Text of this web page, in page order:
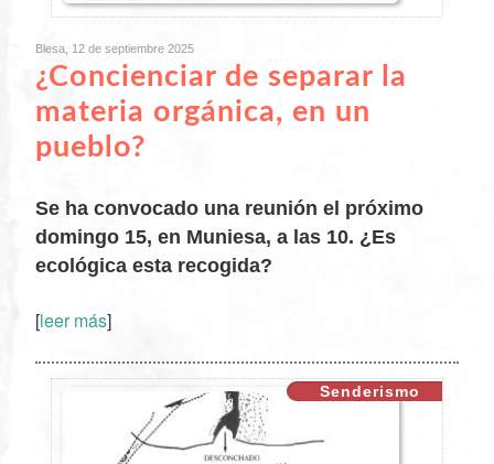
Blesa, 12 de septiembre 2025
¿Concienciar de separar la
materia orgánica, en un
pueblo?
Se ha convocado una reunión el próximo
domingo 15, en Muniesa, a las 10. ¿Es
ecológica esta recogida?
[leer más]
Senderismo